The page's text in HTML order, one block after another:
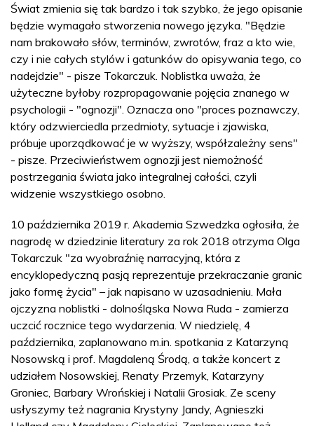
Świat zmienia się tak bardzo i tak szybko, że jego opisanie
będzie wymagało stworzenia nowego języka. "Będzie
nam brakowało słów, terminów, zwrotów, fraz a kto wie,
czy i nie całych stylów i gatunków do opisywania tego, co
nadejdzie" - pisze Tokarczuk. Noblistka uważa, że
użyteczne byłoby rozpropagowanie pojęcia znanego w
psychologii - "ognozji". Oznacza ono "proces poznawczy,
który odzwierciedla przedmioty, sytuacje i zjawiska,
próbuje uporządkować je w wyższy, współzależny sens"
- pisze. Przeciwieństwem ognozji jest niemożność
postrzegania świata jako integralnej całości, czyli
widzenie wszystkiego osobno.
10 października 2019 r. Akademia Szwedzka ogłosiła, że
nagrodę w dziedzinie literatury za rok 2018 otrzyma Olga
Tokarczuk "za wyobraźnię narracyjną, która z
encyklopedyczną pasją reprezentuje przekraczanie granic
jako formę życia" – jak napisano w uzasadnieniu. Mała
ojczyzna noblistki - dolnośląska Nowa Ruda - zamierza
uczcić rocznice tego wydarzenia. W niedzielę, 4
października, zaplanowano m.in. spotkania z Katarzyną
Nosowską i prof. Magdaleną Środą, a także koncert z
udziałem Nosowskiej, Renaty Przemyk, Katarzyny
Groniec, Barbary Wrońskiej i Natalii Grosiak. Ze sceny
usłyszymy też nagrania Krystyny Jandy, Agnieszki